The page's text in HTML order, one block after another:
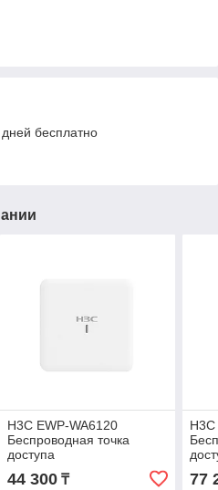
бесплатно
H3C EWP-WA6120
Беспроводная точка
доступа
44 300₸ 77